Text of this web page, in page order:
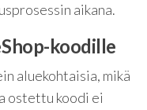
aikana.
koodille
aluekohtaisia, mikä
ostettu koodi ei